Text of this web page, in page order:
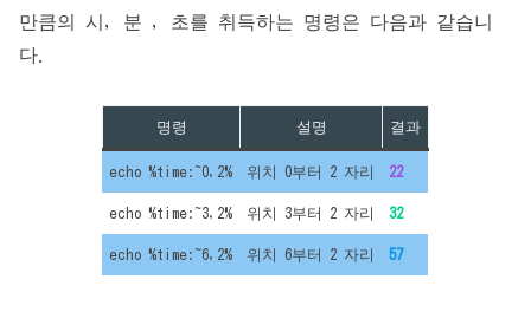
만큼의 시, 분 , 초를 취득하는 명령은 다음과 같습니
다.
명령 설명 결과
echo %time:~0,2% 위치 0부터 2 자리 22
echo %time:~3,2% 위치 3부터 2 자리 32
echo %time:~6,2% 위치 6부터 2 자리 57